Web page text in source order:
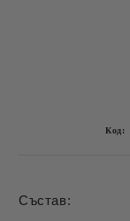
Код:
Състав: